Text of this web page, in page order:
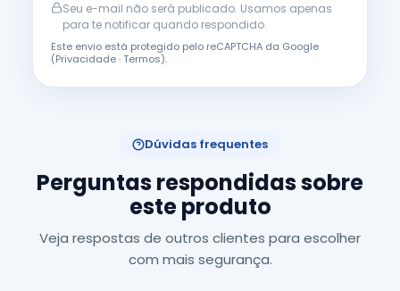
Seu e-mail não será publicado. Usamos apenas
para te notificar quando respondido.
Este envio está protegido pelo reCAPTCHA da Google
(Privacidade·Termos).
Dúvidas frequentes
Perguntas respondidas sobre
este produto
Veja respostas de outros clientes para escolher
com mais segurança.